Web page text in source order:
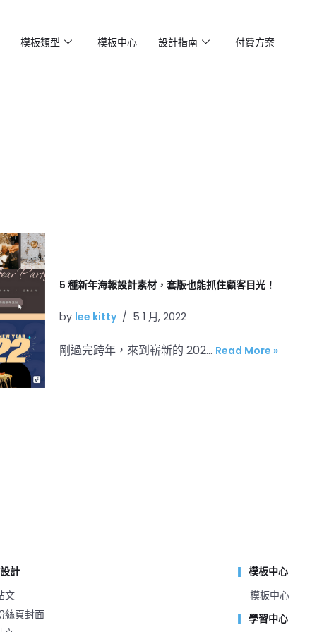
模板類型 模板中心 設計指南 付費方案
5 種新年海報設計素材，套版也能抓住顧客目光！
by lee kitty 5 1 月, 2022
剛過完跨年，來到嶄新的 202… Read More »
計
文
絲頁封面
模板中心
模板中心
學習中心